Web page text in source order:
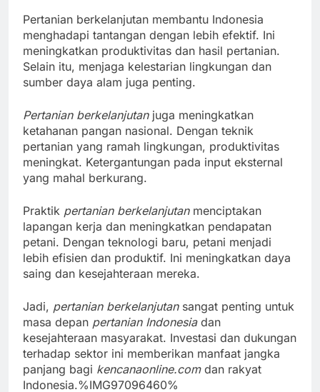
Pertanian berkelanjutan membantu Indonesia
menghadapi tantangan dengan lebih efektif. Ini
meningkatkan produktivitas dan hasil pertanian.
Selain itu, menjaga kelestarian lingkungan dan
sumber daya alam juga penting.
Pertanian berkelanjutanjuga meningkatkan
ketahanan pangan nasional. Dengan teknik
pertanian yang ramah lingkungan, produktivitas
meningkat. Ketergantungan pada input eksternal
yang mahal berkurang.
Praktik pertanian berkelanjutanmenciptakan
lapangan kerja dan meningkatkan pendapatan
petani. Dengan teknologi baru, petani menjadi
lebih efisien dan produktif. Ini meningkatkan daya
saing dan kesejahteraan mereka.
Jadi, pertanian berkelanjutansangat penting untuk
masa depan pertanian Indonesiadan
kesejahteraan masyarakat. Investasi dan dukungan
terhadap sektor ini memberikan manfaat jangka
panjang bagi kencanaonline.comdan rakyat
Indonesia.%IMG97096460%